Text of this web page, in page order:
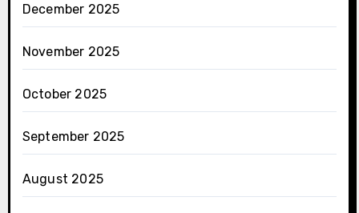
December 2025
November 2025
October 2025
September 2025
August 2025